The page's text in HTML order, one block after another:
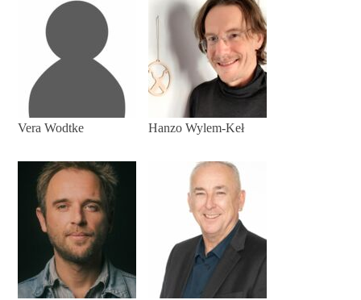
Vera Wodtke Hanzo Wylem-Keł